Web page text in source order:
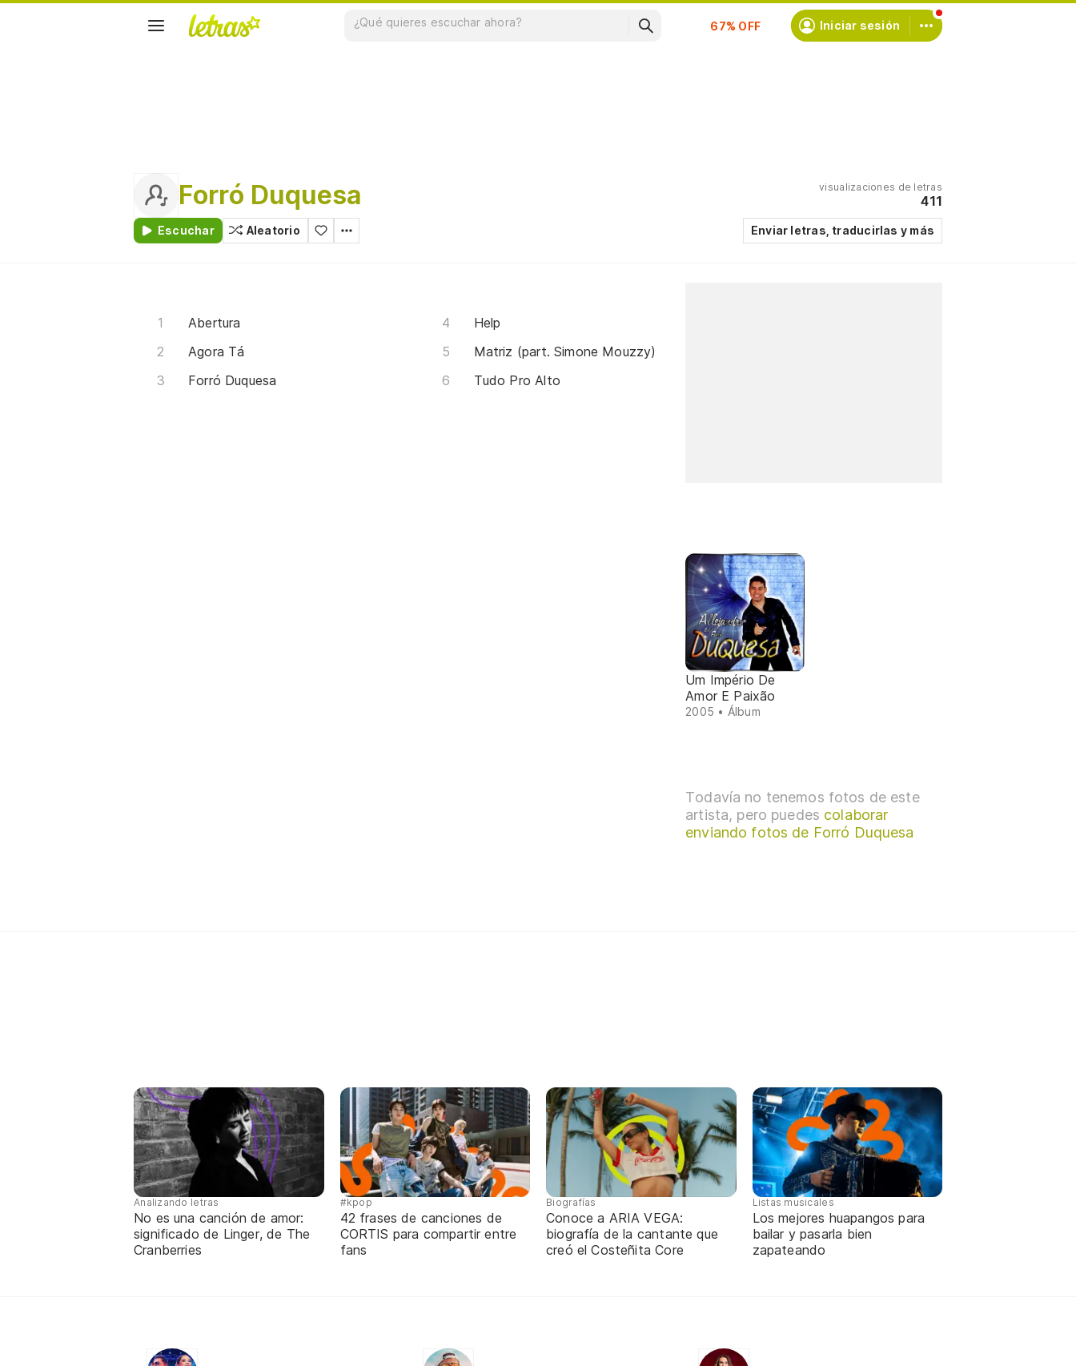
Suscríbete Iniciar sesión
Forró Duquesa
Escuchar Aleatorio
visualizaciones de letras
411
Enviar letras, traducirlas y más
Abertura
Agora Tá
Forró Duquesa
Help
Matriz (part. Simone Mouzzy)
Tudo Pro Alto
Um Império De
Amor E Paixão
2005 • Álbum
Todavía no tenemos fotos de este
artista, pero puedes colaborar
enviando fotos de Forró Duquesa
Analizando letras
No es una canción de amor:
significado de Linger, de The
Cranberries
#kpop
42 frases de canciones de
CORTIS para compartir entre
fans
Biografías
Conoce a ARIA VEGA:
biografía de la cantante que
creó el Costeñita Core
Listas musicales
Los mejores huapangos para
bailar y pasarla bien
zapateando